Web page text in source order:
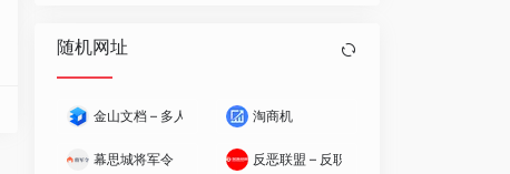
随机网址
金山文档 – 多人实时协作的在线Office
淘商机
幕思城将军令 反恶联盟 – 反职业打假人联盟